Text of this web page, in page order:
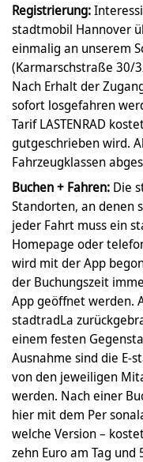
Registrierung:
stadtmobil Hannover
einmalig an unserem
(Karmarschstraße 30/
Nach Erhalt der
sofort losgefahren
Tarif LASTENRAD
gutgeschrieben wird.
Fahrzeugklassen
Buchen + Fahren: Die
Standorten, an denen
jeder Fahrt muss ein
Homepage oder
wird mit der App
der Buchungszeit
App geöffnet werden.
stadtradLa
einem festen
Ausnahme sind die E-
von den jeweiligen
werden. Nach einer
hier mit dem Per
welche Version –
zehn Euro am Tag und